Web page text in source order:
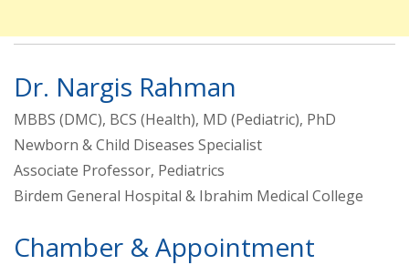
Dr. Nargis Rahman
MBBS (DMC), BCS (Health), MD (Pediatric), PhD
Newborn & Child Diseases Specialist
Associate Professor, Pediatrics
Birdem General Hospital & Ibrahim Medical College
Chamber & Appointment